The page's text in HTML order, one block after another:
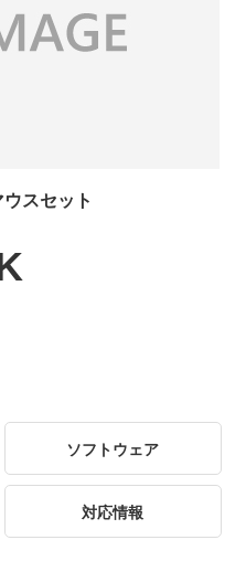
ウスセット
ソフトウェア
対応情報